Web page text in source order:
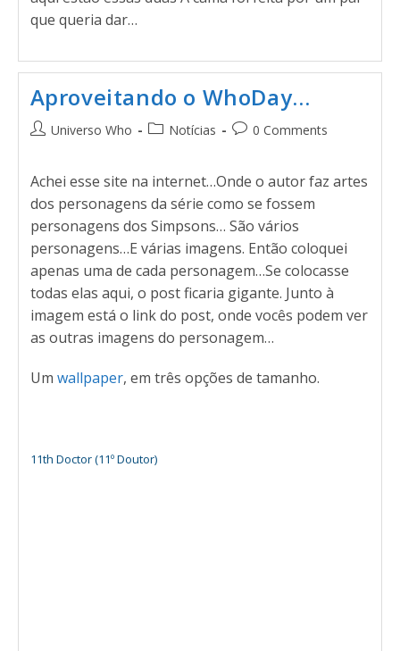
que queria dar…
Aproveitando o WhoDay…
Universo Who Notícias 0 Comments
Achei esse site na internet…Onde o autor faz artes
dos personagens da série como se fossem
personagens dos Simpsons… São vários
personagens…E várias imagens. Então coloquei
apenas uma de cada personagem…Se colocasse
todas elas aqui, o post ficaria gigante. Junto à
imagem está o link do post, onde vocês podem ver
as outras imagens do personagem…
Um wallpaper, em três opções de tamanho.
11th Doctor (11º Doutor)